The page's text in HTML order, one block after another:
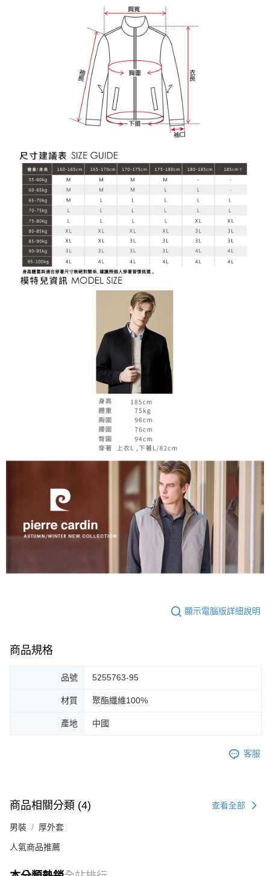
顯示電腦版詳細說明
商品規格
品號 5255763-95
材質 聚酯纖維100%
產地 中國
客服
商品相關分類 (4) 查看全部
男裝 厚外套
人氣商品推薦